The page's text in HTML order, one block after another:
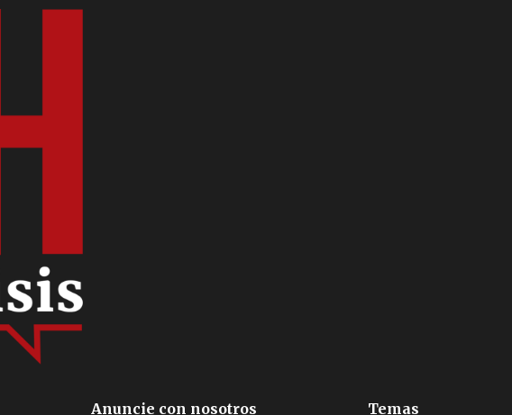
Anuncie con nosotros
Temas